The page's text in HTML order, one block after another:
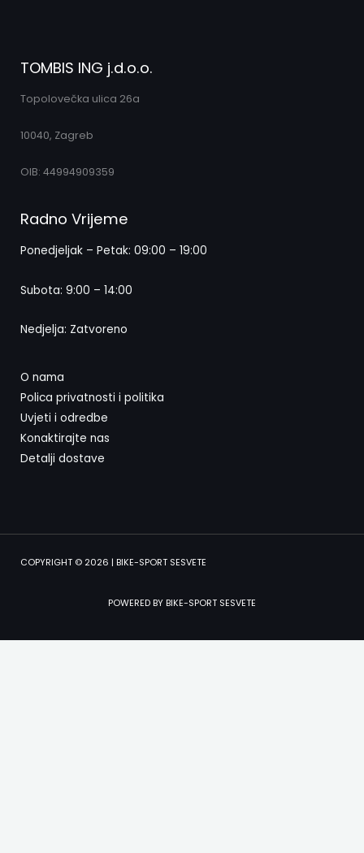
TOMBIS ING j.d.o.o.
Topolovečka ulica 26a
10040, Zagreb
OIB: 44994909359
Radno Vrijeme
Ponedjeljak – Petak: 09:00 – 19:00
Subota: 9:00 – 14:00
Nedjelja: Zatvoreno
O nama
Polica privatnosti i politika
Uvjeti i odredbe
Konaktirajte nas
Detalji dostave
COPYRIGHT © 2026 | BIKE-SPORT SESVETE
POWERED BY BIKE-SPORT SESVETE